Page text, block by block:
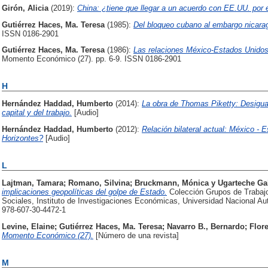
Girón, Alicia (2019): China: ¿tiene que llegar a un acuerdo con EE.UU. por
Gutiérrez Haces, Ma. Teresa (1985): Del bloqueo cubano al embargo
ISSN 0186-2901
Gutiérrez Haces, Ma. Teresa (1986): Las relaciones México-Estados
Momento Económico (27). pp. 6-9. ISSN 0186-2901
H
Hernández Haddad, Humberto (2014): La obra de Thomas Piketty:
capital y del trabajo. [Audio]
Hernández Haddad, Humberto (2012): Relación bilateral actual: México -
Horizontes?[Audio]
L
Lajtman, Tamara; Romano, Silvina; Bruckmann, Mónica y Ugarteche
implicaciones geopolíticas del golpe de Estado. Colección Grupos de
Sociales, Instituto de Investigaciones Económicas, Universidad Nacional
978-607-30-4472-1
Levine, Elaine; Gutiérrez Haces, Ma. Teresa; Navarro B., Bernardo;
Momento Económico (27). [Número de una revista]
M